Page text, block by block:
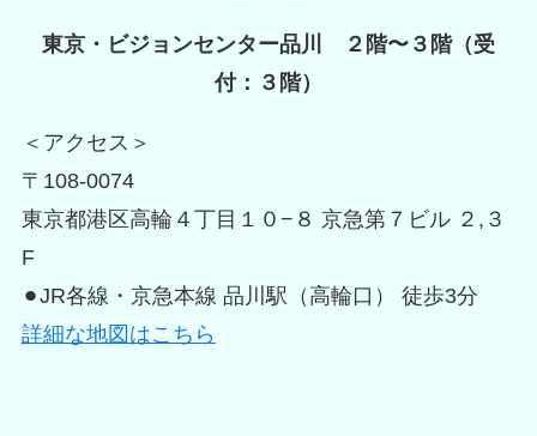
東京・ビジョンセンター品川 ２階〜３階（受
付：３階）
＜アクセス＞
〒108-0074
東京都港区高輪４丁目１０−８ 京急第７ビル ２,３
F
⚫︎JR各線・京急本線 品川駅（高輪口） 徒歩3分
詳細な地図はこちら